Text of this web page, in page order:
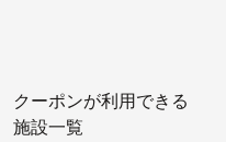
クーポンが利用できる
施設一覧